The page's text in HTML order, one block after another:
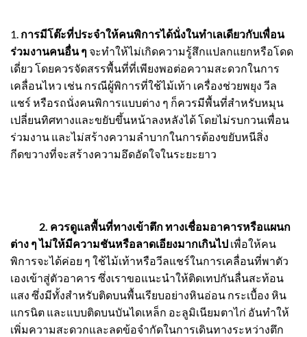
1. การมีโต๊ะที่ประจำให้คนพิการได้นั่งในทำเลเดียวกับเพื่อน
ร่วมงานคนอื่น ๆ จะทำให้ไม่เกิดความรู้สึกแปลกแยกหรือโดด
เดี่ยว โดยควรจัดสรรพื้นที่ที่เพียงพอต่อความสะดวกในการ
เคลื่อนไหว เช่น กรณีผู้พิการที่ใช้ไม้เท้า เครื่องช่วยพยุง วีล
แชร์ หรือรถนั่งคนพิการแบบต่าง ๆ ก็ควรมีพื้นที่สำหรับหมุน
เปลี่ยนทิศทางและขยับขึ้นหน้าลงหลังได้ โดยไม่รบกวนเพื่อน
ร่วมงาน และไม่สร้างความลำบากในการต้องขยับหนีสิ่ง
กีดขวางที่จะสร้างความอึดอัดใจในระยะยาว
2. ควรดูแลพื้นที่ทางเข้าตึก ทางเชื่อมอาคารหรือแผนก
ต่าง ๆ ไม่ให้มีความชันหรือลาดเอียงมากเกินไป เพื่อให้คน
พิการจะได้ค่อย ๆ ใช้ไม้เท้าหรือวีลแชร์ในการเคลื่อนที่พาตัว
เองเข้าสู่ตัวอาคาร ซึ่งเราขอแนะนำให้ติดเทปกันลื่นสะท้อน
แสง ซึ่งมีทั้งสำหรับติดบนพื้นเรียบอย่างหินอ่อน กระเบื้อง หิน
แกรนิต และแบบติดบนบันไดเหล็ก อะลูมิเนียมตาไก่ อันทำให้
เพิ่มความสะดวกและลดข้อจำกัดในการเดินทางระหว่างตึก